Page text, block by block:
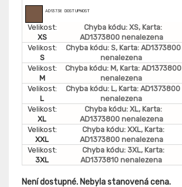
AD13738 DOSTUPNOST
Velikost:
XS
Chyba kódu: XS, Karta:
AD1373800 nenalezena
Velikost:
S
Chyba kódu: S, Karta: AD1373800
nenalezena
Velikost:
M
Chyba kódu: M, Karta: AD1373800
nenalezena
Velikost:
L
Chyba kódu: L, Karta: AD1373800
nenalezena
Velikost:
XL
Chyba kódu: XL, Karta:
AD1373800 nenalezena
Velikost:
XXL
Chyba kódu: XXL, Karta:
AD1373800 nenalezena
Velikost:
3XL
Chyba kódu: 3XL, Karta:
AD1373810 nenalezena
Není dostupné. Nebyla stanovená cena.